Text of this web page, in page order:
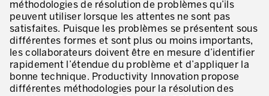
Lean dans les centres de recherche
Lean dans les services de support
Lean dans les laboratoires
méthodologies de résolution de problèmes qu’ils
peuvent utiliser lorsque les attentes ne sont pas
satisfaites. Puisque les problèmes se présentent sous
différentes formes et sont plus ou moins importants,
les collaborateurs doivent être en mesure d’identifier
rapidement l’étendue du problème et d’appliquer la
bonne technique. Productivity Innovation propose
différentes méthodologies pour la résolution des